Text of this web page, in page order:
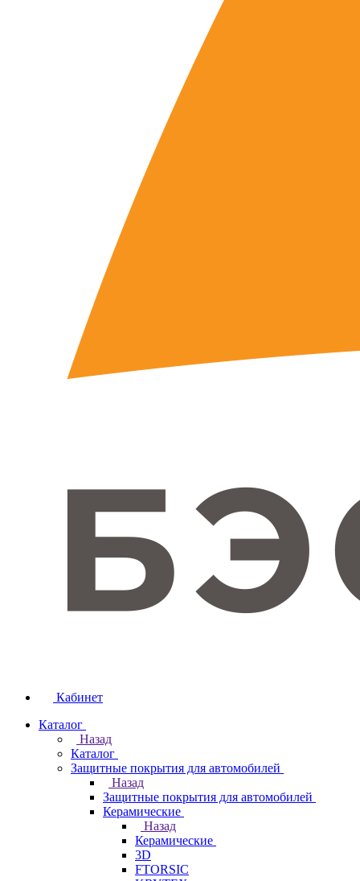
Кабинет
Каталог
Назад
Каталог
Защитные покрытия для автомобилей
Назад
Защитные покрытия для автомобилей
Керамические
Назад
Керамические
3D
FTORSIC